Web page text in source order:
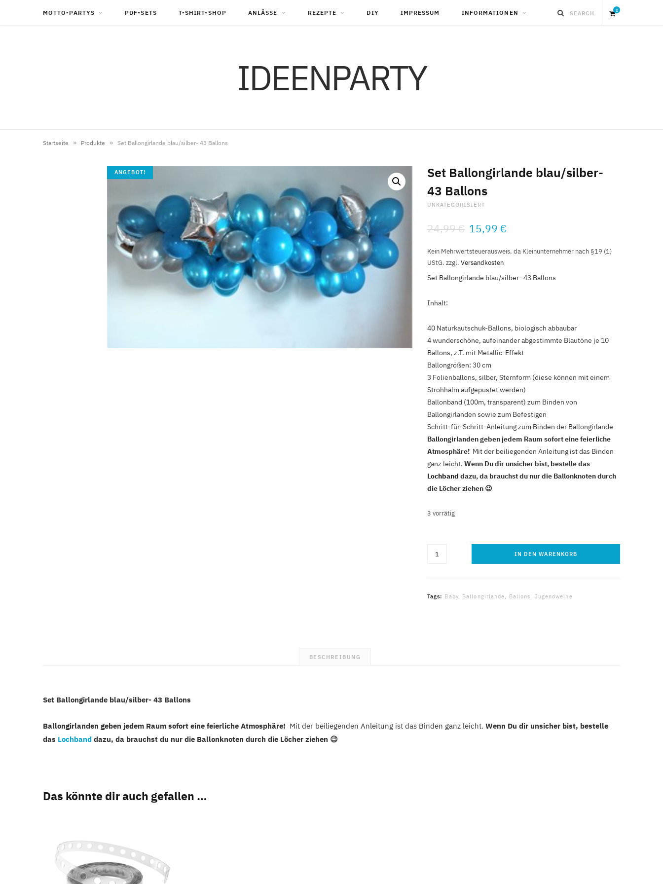
MOTTO-PARTYS PDF-SETS T-SHIRT-SHOP ANLÄSSE REZEPTE DIY IMPRESSUM INFORMATIONEN 0
IDEENPARTY
Startseite » Produkte » Set Ballongirlande blau/silber- 43 Ballons
ANGEBOT!
Set Ballongirlande blau/silber-
43 Ballons
UNKATEGORISIERT
24,99€ 15,99 €
Kein Mehrwertsteuerausweis, da Kleinunternehmer nach §19 (1)
UStG. zzgl. Versandkosten
Set Ballongirlande blau/silber- 43 Ballons
Inhalt:
40 Naturkautschuk-Ballons, biologisch abbaubar
4 wunderschöne, aufeinander abgestimmte Blautöne je 10
Ballons, z.T. mit Metallic-Effekt
Ballongrößen: 30 cm
3 Folienballons, silber, Sternform (diese können mit einem
Strohhalm aufgepustet werden)
Ballonband (100m, transparent) zum Binden von
Ballongirlanden sowie zum Befestigen
Schritt-für-Schritt-Anleitung zum Binden der Ballongirlande
Ballongirlanden geben jedem Raum sofort eine feierliche
Atmosphäre! Mit der beiliegenden Anleitung ist das Binden
ganz leicht. Wenn Du dir unsicher bist, bestelle das
Lochband dazu, da brauchst du nur die Ballonknoten durch
die Löcher ziehen 😉
3 vorrätig
Set
Ballons
IN DEN WARENKORB
Tags: Baby, Ballongirlande, Ballons, Jugendweihe
BESCHREIBUNG
Set Ballongirlande blau/silber- 43 Ballons
Ballongirlanden geben jedem Raum sofort eine feierliche Atmosphäre! Mit der beiliegenden Anleitung ist das Binden ganz leicht. Wenn Du dir unsicher bist, bestelle
das Lochband dazu, da brauchst du nur die Ballonknoten durch die Löcher ziehen 😉
Das könnte dir auch gefallen …